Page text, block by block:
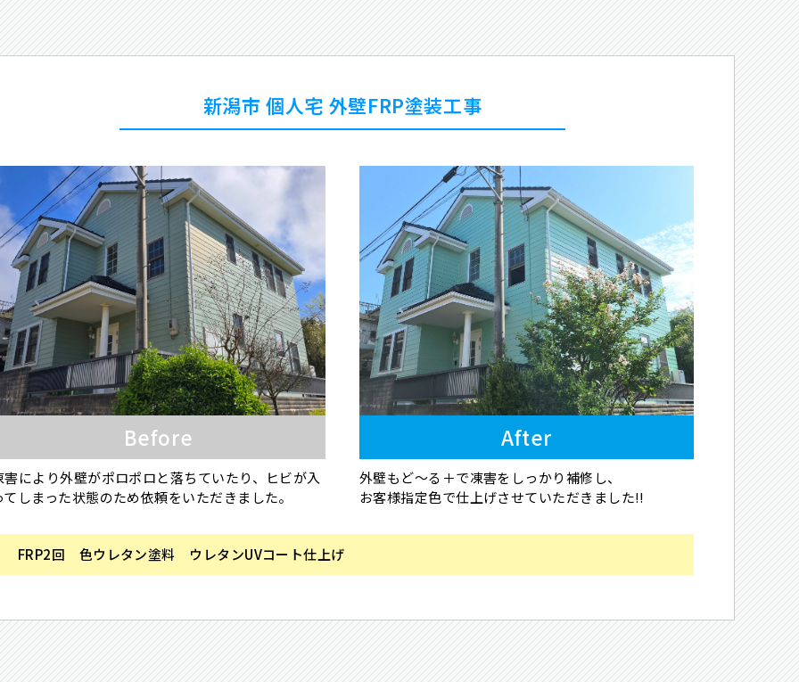
新潟市 個人宅 外壁FRP塗装工事
Before
害により外壁がポロポロと落ちていたり、ヒビが入
てしまった状態のため依頼をいただきました。
After
外壁もど～る＋で凍害をしっかり補修し、
お客様指定色で仕上げさせていただきました!!
FRP2回 色ウレタン塗料 ウレタンUVコート仕上げ